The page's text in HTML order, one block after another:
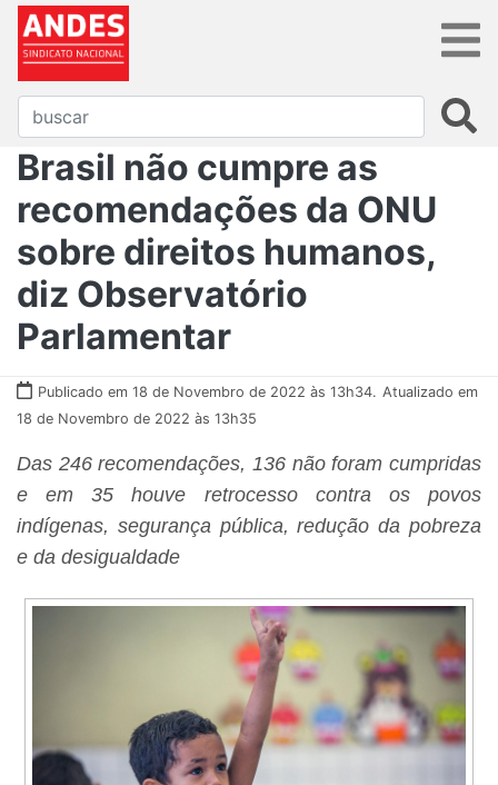
Brasil não cumpre as
recomendações da ONU
sobre direitos humanos,
diz Observatório
Parlamentar
Publicado em 18 de Novembro de 2022 às 13h34. Atualizado em
18 de Novembro de 2022 às 13h35
Das 246 recomendações, 136 não foram cumpridas
e em 35 houve retrocesso contra os povos
indígenas, segurança pública, redução da pobreza
e da desigualdade